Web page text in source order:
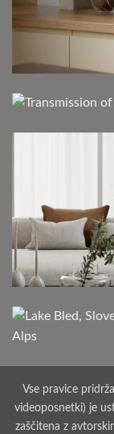
Vse pravice
videoposnetki) je
zaščitena z